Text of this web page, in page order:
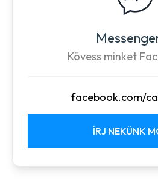
Kövess minket
facebook.com/
ÍRJ NEKÜNK